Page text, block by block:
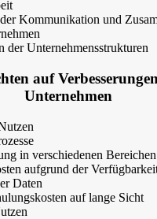
Kommunikation und
der Unternehmensstrukturen
auf
Unternehmen
in verschiedenen Bereichen
aufgrund der
Daten
auf lange Sicht